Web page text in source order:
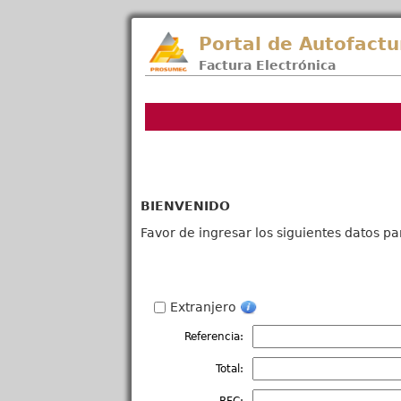
Portal de
Factura Electrónica
BIENVENIDO
Favor de ingresar los siguientes datos
Extranjero
Referencia:
Total: